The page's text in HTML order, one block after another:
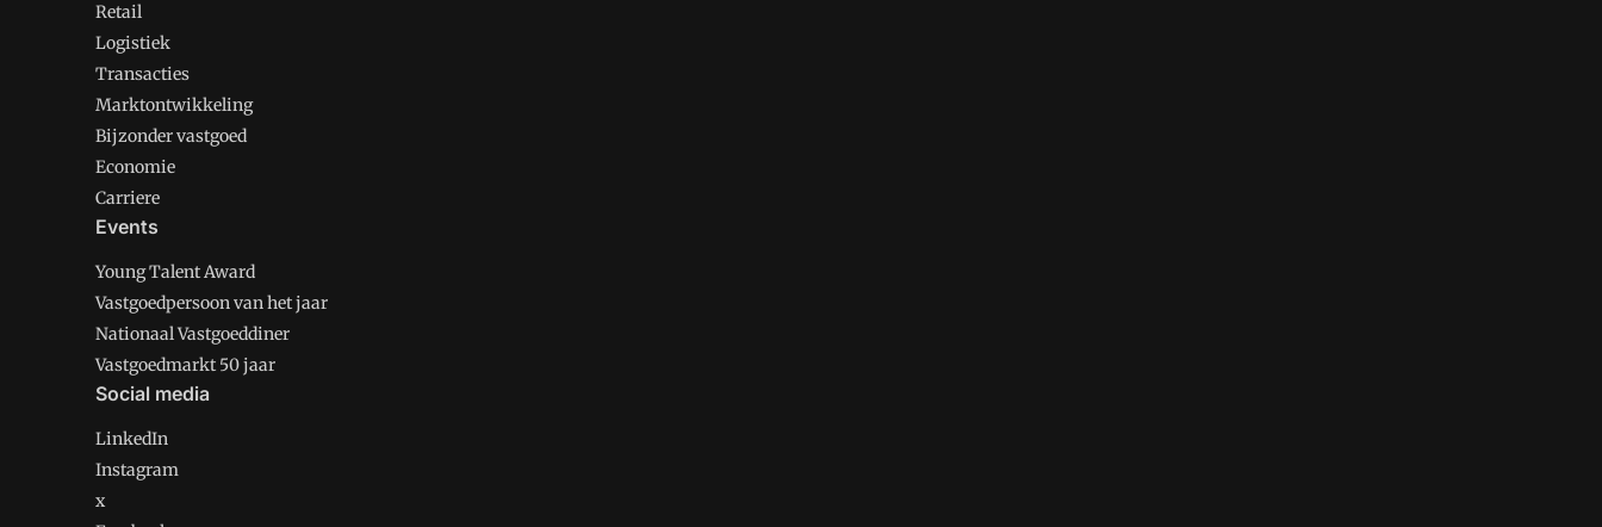
Retail
Logistiek
Transacties
Marktontwikkeling
Bijzonder vastgoed
Economie
Carriere
Events
Young Talent Award
Vastgoedpersoon van het jaar
Nationaal Vastgoeddiner
Vastgoedmarkt 50 jaar
Social media
LinkedIn
Instagram
x